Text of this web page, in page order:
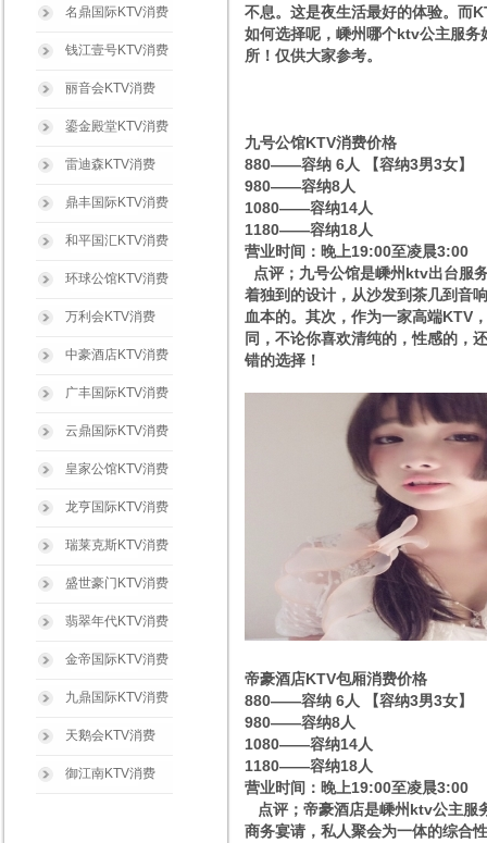
名鼎国际KTV消费
钱江壹号KTV消费
丽音会KTV消费
鎏金殿堂KTV消费
雷迪森KTV消费
鼎丰国际KTV消费
和平国汇KTV消费
环球公馆KTV消费
万利会KTV消费
中豪酒店KTV消费
广丰国际KTV消费
云鼎国际KTV消费
皇家公馆KTV消费
龙亨国际KTV消费
瑞莱克斯KTV消费
盛世豪门KTV消费
翡翠年代KTV消费
金帝国际KTV消费
九鼎国际KTV消费
天鹅会KTV消费
御江南KTV消费
不息。这是夜生活最好的体验。而
如何选择呢，嵊州哪个ktv公主服
所！仅供大家参考。
九号公馆KTV消费价格
880——容纳 6人 【容纳3男3女】
980——容纳8人
1080——容纳14人
1180——容纳18人
营业时间：晚上19:00至凌晨3:00
点评；九号公馆是嵊州ktv出台服
着独到的设计，从沙发到茶几到音
血本的。其次，作为一家高端KTV
同，不论你喜欢清纯的，性感的，
错的选择！
帝豪酒店KTV包厢消费价格
880——容纳 6人 【容纳3男3女】
980——容纳8人
1080——容纳14人
1180——容纳18人
营业时间：晚上19:00至凌晨3:00
点评；帝豪酒店是嵊州ktv公主服
商务宴请，私人聚会为一体的综合